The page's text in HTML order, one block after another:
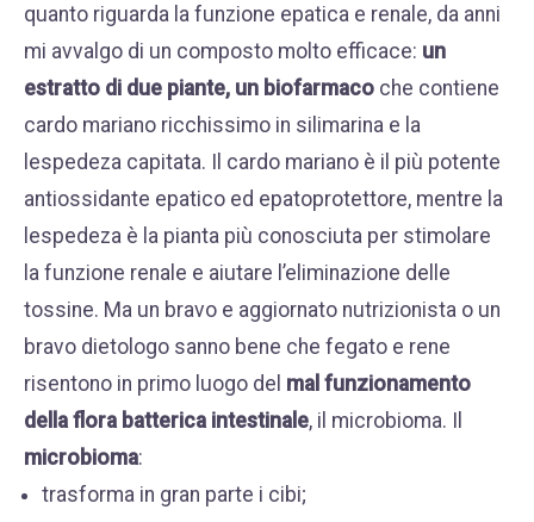
quanto riguarda la funzione epatica e renale, da anni
mi avvalgo di un composto molto efficace: un
estratto di due piante, un biofarmaco che contiene
cardo mariano ricchissimo in silimarina e la
lespedeza capitata. Il cardo mariano è il più potente
antiossidante epatico ed epatoprotettore, mentre la
lespedeza è la pianta più conosciuta per stimolare
la funzione renale e aiutare l’eliminazione delle
tossine. Ma un bravo e aggiornato nutrizionista o un
bravo dietologo sanno bene che fegato e rene
risentono in primo luogo del mal funzionamento
della flora batterica intestinale
, il microbioma. Il
microbioma:
trasforma in gran parte i cibi;